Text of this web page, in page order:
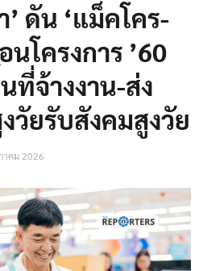
ดัน ‘แม็คโคร-
นโครงการ ’60
ที่จ้างงาน-ส่ง
วัยรับสังคมสูงวัย
คม 2026